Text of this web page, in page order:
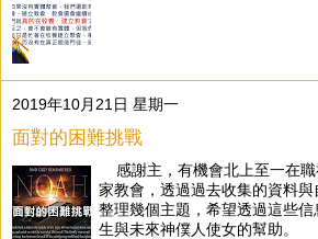
2019年10月21日 星期一
面對的困難挑戰
感謝主，有機會北上至一在
家教會，透過過去收集的資料與
整理幾個主題，希望透過這些
生與未來神僕人使女的幫助。